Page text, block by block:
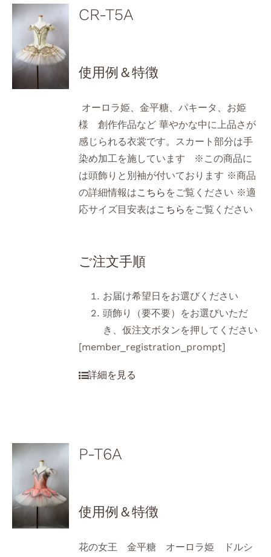
CR-T5A
使用例＆特徴
オーロラ姫、金平糖、パキータ、お姫
様 創作作品など 華やかな中に上品さが
感じられる衣裳です。スカート部分は手
染め加工を施しています ※この商品に
は頭飾りと別袖が付いております ※商品
の詳細情報はこちら をご覧ください ※適
応サイズ目安表はこちら をご覧ください
ご注文手順
お届け希望日をお選びください
頭飾り（要不要）をお選びいただ
き、仮注文ボタンを押してください
[member_registration_prompt]
P-T6A
使用例＆特徴
花の女王 金平糖 オーロラ姫 ドルシ